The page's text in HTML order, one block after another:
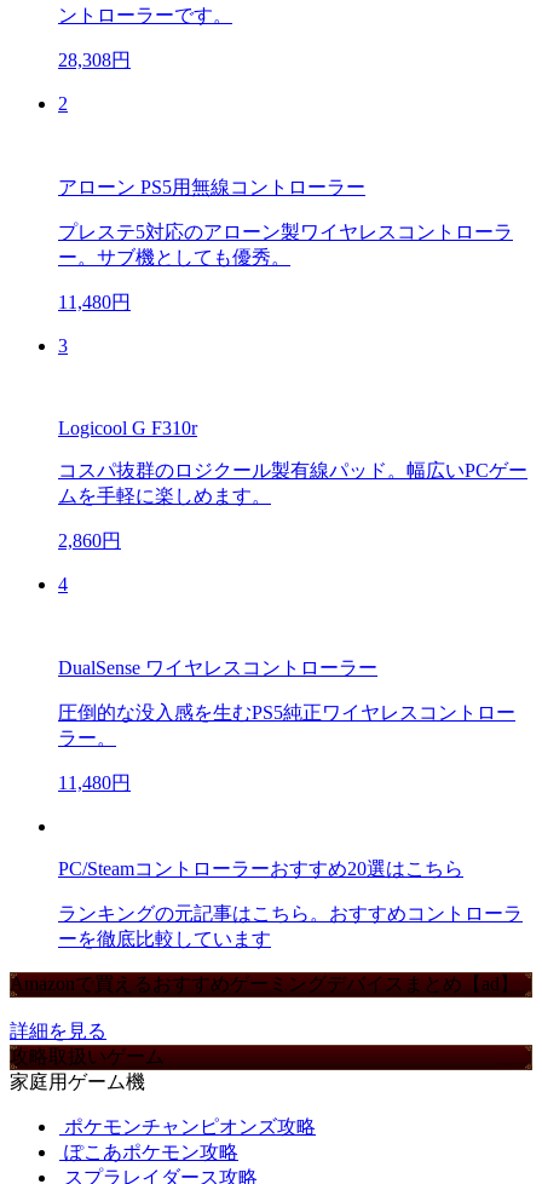
ントローラーです。
28,308円
2
アローン PS5用無線コントローラー
プレステ5対応のアローン製ワイヤレスコントローラ
ー。サブ機としても優秀。
11,480円
3
Logicool G F310r
コスパ抜群のロジクール製有線パッド。幅広いPCゲー
ムを手軽に楽しめます。
2,860円
4
DualSense ワイヤレスコントローラー
圧倒的な没入感を生むPS5純正ワイヤレスコントロー
ラー。
11,480円
PC/Steamコントローラーおすすめ20選はこちら
ランキングの元記事はこちら。おすすめコントローラ
ーを徹底比較しています
Amazonで買えるおすすめゲーミングデバイスまとめ【ad】
詳細を見る
攻略取扱いゲーム
家庭用ゲーム機
ポケモンチャンピオンズ攻略
ぽこあポケモン攻略
スプラレイダース攻略